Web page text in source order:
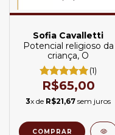
Sofia Cavalletti
Potencial religioso da
criança, O
(1)
R$65,00
3x de R$21,67 sem juros